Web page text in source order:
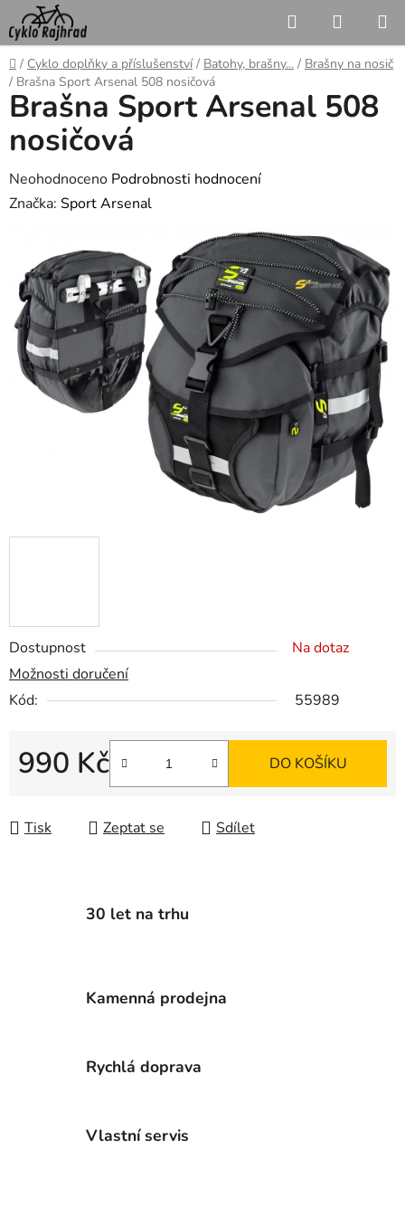
Přejít
na
obsah
Hledat
KOŠÍK
Domů
/ Cyklo doplňky a příslušenství / Batohy, brašny... / Brašny na nosič
/ Brašna Sport Arsenal 508 nosičová
Dostupnost
Na dotaz
Možnosti doručení
Kód:
55989
990 Kč DO KOŠÍKU
Tisk Zeptat se Sdílet
Brašna Sport Arsenal 508
nosičová
Průměrné
hodnocení
0,0
5
hvězdiček.
Neohodnoceno Podrobnosti hodnocení
Značka: Sport Arsenal
30 let na trhu
Kamenná prodejna
Rychlá doprava
Vlastní servis